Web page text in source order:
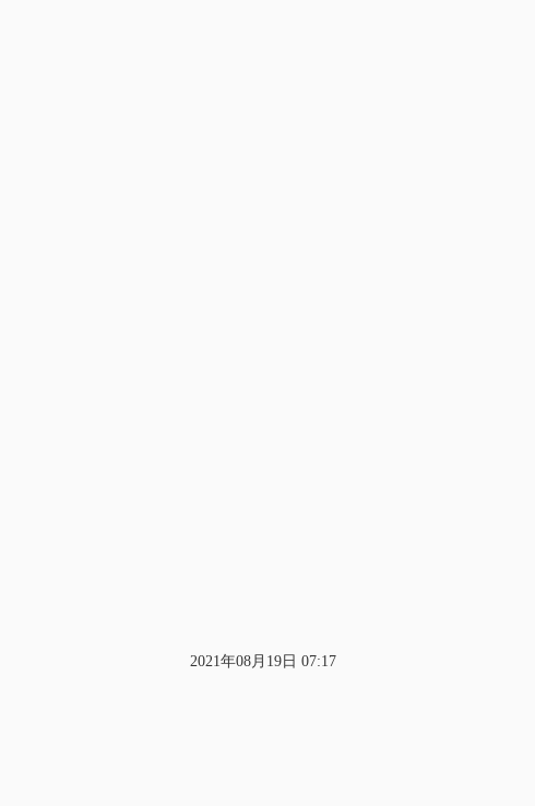
2021年08月19日 07:17